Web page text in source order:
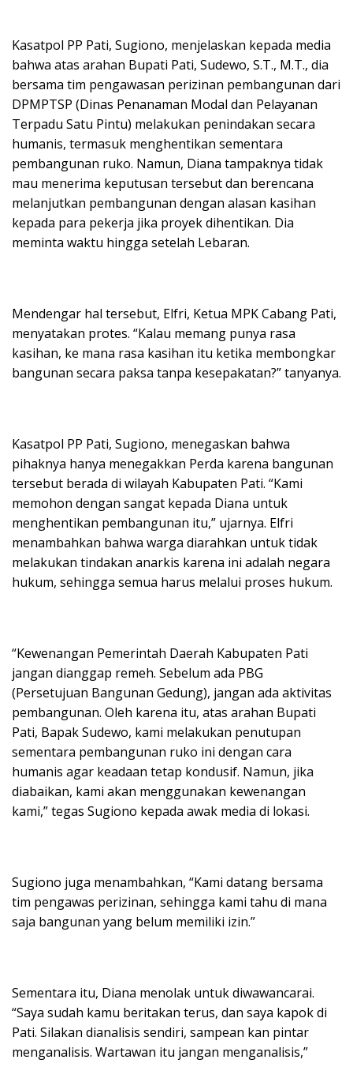
Kasatpol PP Pati, Sugiono, menjelaskan kepada media
bahwa atas arahan Bupati Pati, Sudewo, S.T., M.T., dia
bersama tim pengawasan perizinan pembangunan dari
DPMPTSP (Dinas Penanaman Modal dan Pelayanan
Terpadu Satu Pintu) melakukan penindakan secara
humanis, termasuk menghentikan sementara
pembangunan ruko. Namun, Diana tampaknya tidak
mau menerima keputusan tersebut dan berencana
melanjutkan pembangunan dengan alasan kasihan
kepada para pekerja jika proyek dihentikan. Dia
meminta waktu hingga setelah Lebaran.
Mendengar hal tersebut, Elfri, Ketua MPK Cabang Pati,
menyatakan protes. “Kalau memang punya rasa
kasihan, ke mana rasa kasihan itu ketika membongkar
bangunan secara paksa tanpa kesepakatan?” tanyanya.
Kasatpol PP Pati, Sugiono, menegaskan bahwa
pihaknya hanya menegakkan Perda karena bangunan
tersebut berada di wilayah Kabupaten Pati. “Kami
memohon dengan sangat kepada Diana untuk
menghentikan pembangunan itu,” ujarnya. Elfri
menambahkan bahwa warga diarahkan untuk tidak
melakukan tindakan anarkis karena ini adalah negara
hukum, sehingga semua harus melalui proses hukum.
“Kewenangan Pemerintah Daerah Kabupaten Pati
jangan dianggap remeh. Sebelum ada PBG
(Persetujuan Bangunan Gedung), jangan ada aktivitas
pembangunan. Oleh karena itu, atas arahan Bupati
Pati, Bapak Sudewo, kami melakukan penutupan
sementara pembangunan ruko ini dengan cara
humanis agar keadaan tetap kondusif. Namun, jika
diabaikan, kami akan menggunakan kewenangan
kami,” tegas Sugiono kepada awak media di lokasi.
Sugiono juga menambahkan, “Kami datang bersama
tim pengawas perizinan, sehingga kami tahu di mana
saja bangunan yang belum memiliki izin.”
Sementara itu, Diana menolak untuk diwawancarai.
“Saya sudah kamu beritakan terus, dan saya kapok di
Pati. Silakan dianalisis sendiri, sampean kan pintar
menganalisis. Wartawan itu jangan menganalisis,”